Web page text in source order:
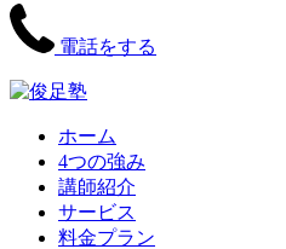
電話をする
ホーム
4つの強み
講師紹介
サービス
料金プラン